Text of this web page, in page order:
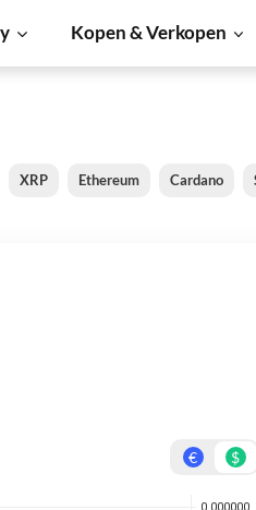
Kopen & Verkopen
XRP Ethereum Cardano
€ $